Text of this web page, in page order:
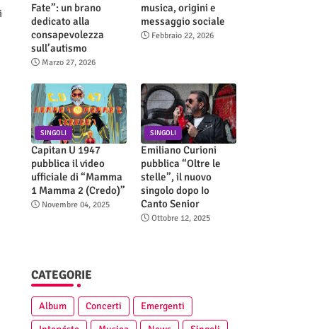
Fate”: un brano
dedicato alla
consapevolezza
sull’autismo
Marzo 27, 2026
musica, origini e
messaggio sociale
Febbraio 22, 2026
SINGOLI
Capitan U 1947
pubblica il video
ufficiale di “Mamma
1 Mamma 2 (Credo)”
Novembre 04, 2025
SINGOLI
Emiliano Curioni
pubblica “Oltre le
stelle”, il nuovo
singolo dopo Io
Canto Senior
Ottobre 12, 2025
CATEGORIE
Album Concerti
Emergenti